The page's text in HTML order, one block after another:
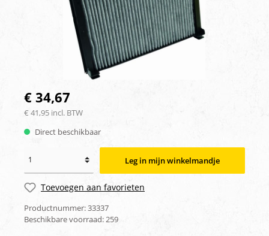
€ 34,67
€ 41,95 incl. BTW
Direct beschikbaar
Leg in mijn winkelmandje
Toevoegen aan favorieten
Productnummer:33337
Beschikbare voorraad:259